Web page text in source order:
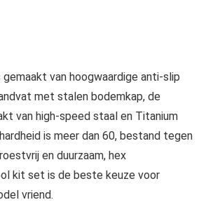
van hoogwaardige anti-slip
met stalen bodemkap, de
van high-speed staal en Titanium
is meer dan 60, bestand tegen
en duurzaam, hex
kit set is de beste keuze voor
vriend.